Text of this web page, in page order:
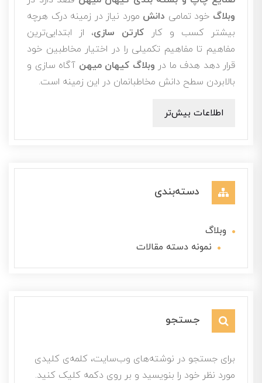
وبلاگ خود تمامی دانش مورد نیاز در زمینه درک هرچه
بیشتر کسب و کار کارتن سازی، از ابتدایی‌ترین
مفاهیم تا مفاهیم تکمیلی را در اختیار مخاطبین خود
قرار دهد هدف ما در وبلاگ کیهان میهن آگاه سازی و
بالابردن سطح دانش مخاطبانمان در این زمینه است.
اطلاعات بیش‌تر
دسته‌بندی
وبلاگ
نمونه دسته مقالات
جستجو
برای جستجو در نوشته‌های وب‌سایت، کلمه‌ی کلیدی
مورد نظر خود را بنویسید و بر روی دکمه کلیک کنید.